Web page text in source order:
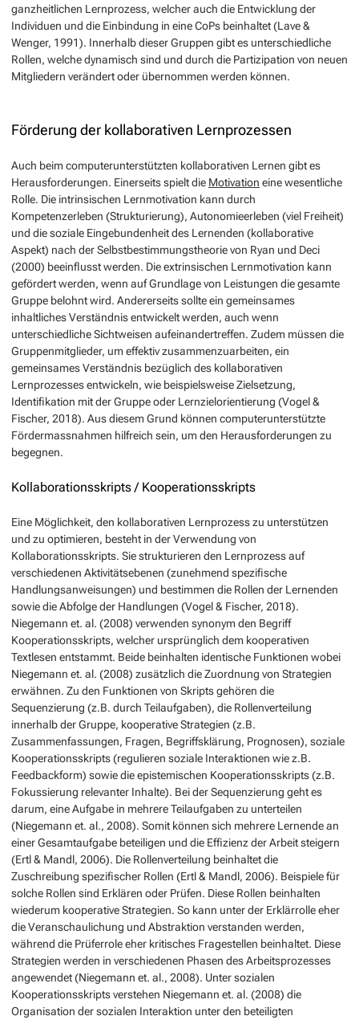
ganzheitlichen Lernprozess, welcher auch die Entwicklung der
Individuen und die Einbindung in eine CoPs beinhaltet (Lave &
Wenger, 1991). Innerhalb dieser Gruppen gibt es unterschiedliche
Rollen, welche dynamisch sind und durch die Partizipation von neuen
Mitgliedern verändert oder übernommen werden können.
Förderung der kollaborativen Lernprozessen
Auch beim computerunterstützten kollaborativen Lernen gibt es
Herausforderungen. Einerseits spielt die Motivation eine wesentliche
Rolle. Die intrinsischen Lernmotivation kann durch
Kompetenzerleben (Strukturierung), Autonomieerleben (viel Freiheit)
und die soziale Eingebundenheit des Lernenden (kollaborative
Aspekt) nach der Selbstbestimmungstheorie von Ryan und Deci
(2000) beeinflusst werden. Die extrinsischen Lernmotivation kann
gefördert werden, wenn auf Grundlage von Leistungen die gesamte
Gruppe belohnt wird. Andererseits sollte ein gemeinsames
inhaltliches Verständnis entwickelt werden, auch wenn
unterschiedliche Sichtweisen aufeinandertreffen. Zudem müssen die
Gruppenmitglieder, um effektiv zusammenzuarbeiten, ein
gemeinsames Verständnis bezüglich des kollaborativen
Lernprozesses entwickeln, wie beispielsweise Zielsetzung,
Identifikation mit der Gruppe oder Lernzielorientierung (Vogel &
Fischer, 2018). Aus diesem Grund können computerunterstützte
Fördermassnahmen hilfreich sein, um den Herausforderungen zu
begegnen.
Kollaborationsskripts / Kooperationsskripts
Eine Möglichkeit, den kollaborativen Lernprozess zu unterstützen
und zu optimieren, besteht in der Verwendung von
Kollaborationsskripts. Sie strukturieren den Lernprozess auf
verschiedenen Aktivitätsebenen (zunehmend spezifische
Handlungsanweisungen) und bestimmen die Rollen der Lernenden
sowie die Abfolge der Handlungen (Vogel & Fischer, 2018).
Niegemann et. al. (2008) verwenden synonym den Begriff
Kooperationsskripts, welcher ursprünglich dem kooperativen
Textlesen entstammt. Beide beinhalten identische Funktionen wobei
Niegemann et. al. (2008) zusätzlich die Zuordnung von Strategien
erwähnen. Zu den Funktionen von Skripts gehören die
Sequenzierung (z.B. durch Teilaufgaben), die Rollenverteilung
innerhalb der Gruppe, kooperative Strategien (z.B.
Zusammenfassungen, Fragen, Begriffsklärung, Prognosen), soziale
Kooperationsskripts (regulieren soziale Interaktionen wie z.B.
Feedbackform) sowie die epistemischen Kooperationsskripts (z.B.
Fokussierung relevanter Inhalte). Bei der Sequenzierung geht es
darum, eine Aufgabe in mehrere Teilaufgaben zu unterteilen
(Niegemann et. al., 2008). Somit können sich mehrere Lernende an
einer Gesamtaufgabe beteiligen und die Effizienz der Arbeit steigern
(Ertl & Mandl, 2006). Die Rollenverteilung beinhaltet die
Zuschreibung spezifischer Rollen (Ertl & Mandl, 2006). Beispiele für
solche Rollen sind Erklären oder Prüfen. Diese Rollen beinhalten
wiederum kooperative Strategien. So kann unter der Erklärrolle eher
die Veranschaulichung und Abstraktion verstanden werden,
während die Prüferrole eher kritisches Fragestellen beinhaltet. Diese
Strategien werden in verschiedenen Phasen des Arbeitsprozesses
angewendet (Niegemann et. al., 2008). Unter sozialen
Kooperationsskripts verstehen Niegemann et. al. (2008) die
Organisation der sozialen Interaktion unter den beteiligten